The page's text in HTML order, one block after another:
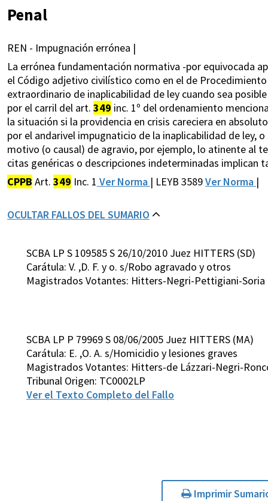
Penal
REN - Impugnación errónea |
La errónea fundamentación normativa -por equivocada
el Código adjetivo civilístico como en el de
extraordinario de inaplicabilidad de ley cuando sea
por el carril del art. 349 inc. 1º del ordenamiento
la situación si la providencia en crisis careciera en
por el andarivel impugnaticio de la inaplicabilidad de ley,
motivo (o causal) de agravio, por ejemplo, lo atinente al
citas genéricas o descripciones indeterminadas implican
CPPB Art. 349 Inc. 1 Ver Norma | LEYB 3589Ver Norma |
OCULTAR FALLOS DEL SUMARIO
SCBA LP S 109585 S 26/10/2010 Juez HITTERS (SD)
Carátula: V. ,D. F. y o. s/Robo agravado y otros
Magistrados Votantes: Hitters-Negri-Pettigiani-Soria
SCBA LP P 79969 S 08/06/2005 Juez HITTERS (MA)
Carátula: E. ,O. A. s/Homicidio y lesiones graves
Magistrados Votantes: Hitters-de Lázzari-Negri-
Tribunal Origen: TC0002LP
Ver el Texto Completo del Fallo
Imprimir